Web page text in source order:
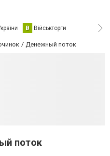
В Військторги
Денежный поток
поток